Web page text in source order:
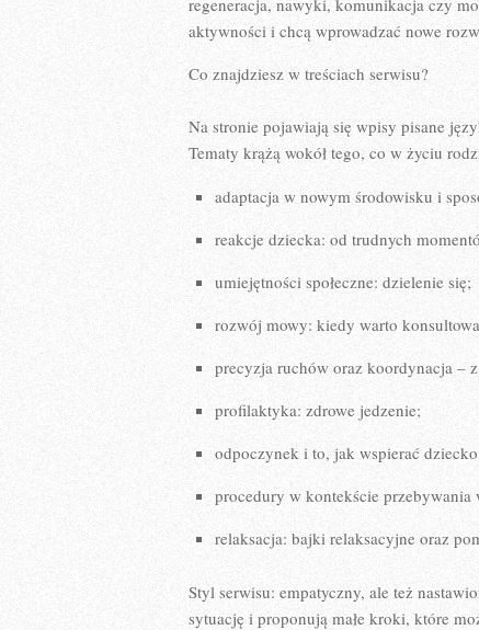
regeneracja, nawyki, komunikacja czy
aktywności i chcą wprowadzać nowe
Co znajdziesz w treściach serwisu?
Na stronie pojawiają się wpisy pisane
Tematy krążą wokół tego, co w życiu
adaptacja w nowym środowisku i
reakcje dziecka: od trudnych
umiejętności społeczne: dzielenie się;
rozwój mowy: kiedy warto
precyzja ruchów oraz koordynacja –
profilaktyka: zdrowe jedzenie;
odpoczynek i to, jak wspierać
procedury w kontekście przebywania
relaksacja: bajki relaksacyjne oraz
Styl serwisu: empatyczny, ale też
sytuację i proponują małe kroki, które